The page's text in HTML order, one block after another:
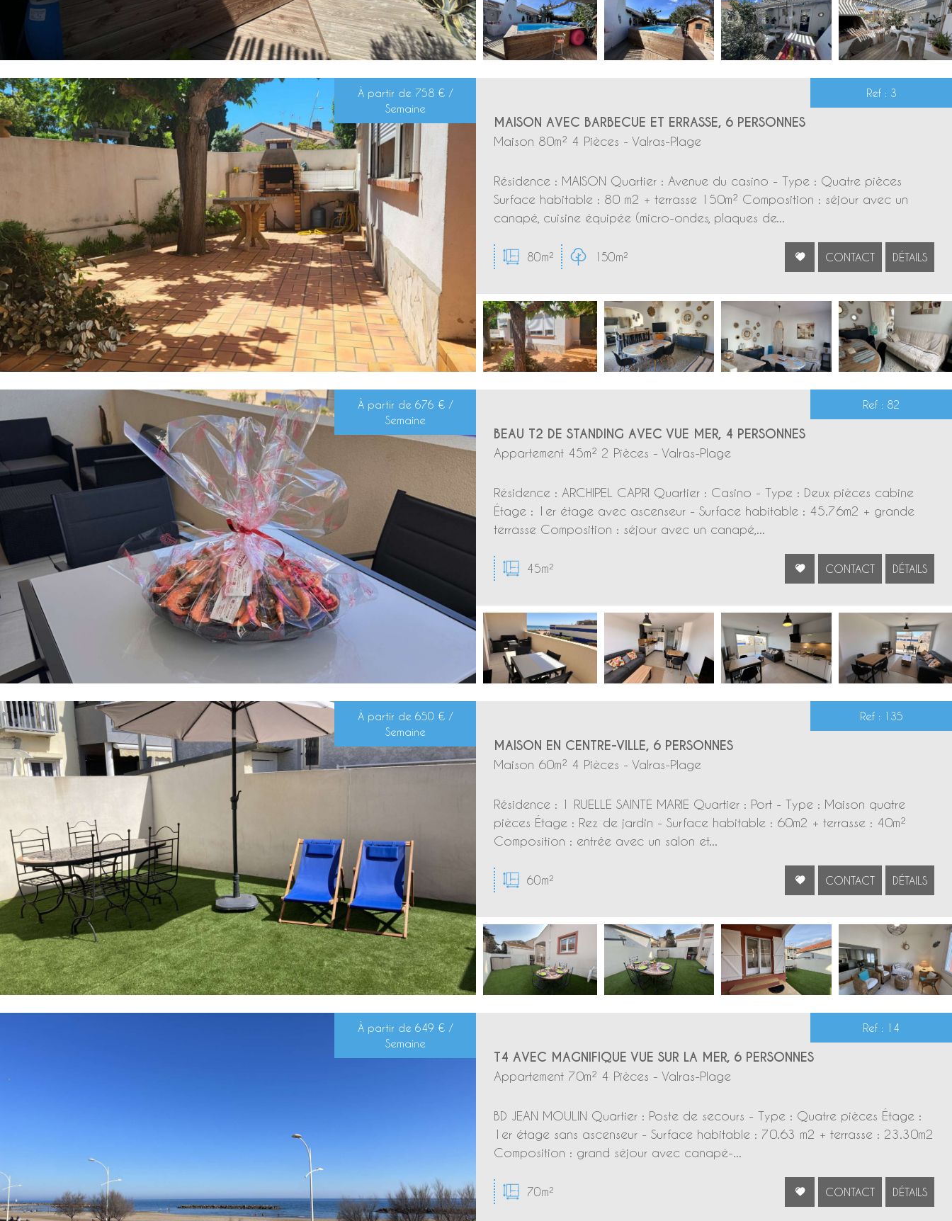
À partir de 758 € /
Semaine
Ref : 3
MAISON AVEC BARBECUE ET ERRASSE, 6 PERSONNES
Maison 80m² 4 Pièces - Valras-Plage
Résidence : MAISON Quartier : Avenue du casino - Type : Quatre pièces
Surface habitable : 80 m2 + terrasse 150m² Composition : séjour avec un
canapé, cuisine équipée (micro-ondes, plaques de...
80m² 150m² CONTACT DÉTAILS
À partir de 676 € /
Semaine
Ref : 82
BEAU T2 DE STANDING AVEC VUE MER, 4 PERSONNES
Appartement 45m² 2 Pièces - Valras-Plage
Résidence : ARCHIPEL CAPRI Quartier : Casino - Type : Deux pièces cabine
Étage : 1er étage avec ascenseur - Surface habitable : 45.76m2 + grande
terrasse Composition : séjour avec un canapé,...
45m² CONTACT DÉTAILS
À partir de 650 € /
Semaine
Ref : 135
MAISON EN CENTRE-VILLE, 6 PERSONNES
Maison 60m² 4 Pièces - Valras-Plage
Résidence : 1 RUELLE SAINTE MARIE Quartier : Port - Type : Maison quatre
pièces Étage : Rez de jardin - Surface habitable : 60m2 + terrasse : 40m²
Composition : entrée avec un salon et...
60m² CONTACT DÉTAILS
À partir de 649 € /
Semaine
Ref : 14
T4 AVEC MAGNIFIQUE VUE SUR LA MER, 6 PERSONNES
Appartement 70m² 4 Pièces - Valras-Plage
BD JEAN MOULIN Quartier : Poste de secours - Type : Quatre pièces Étage :
1er étage sans ascenseur - Surface habitable : 70.63 m2 + terrasse : 23.30m2
Composition : grand séjour avec canapé-...
70m² CONTACT DÉTAILS